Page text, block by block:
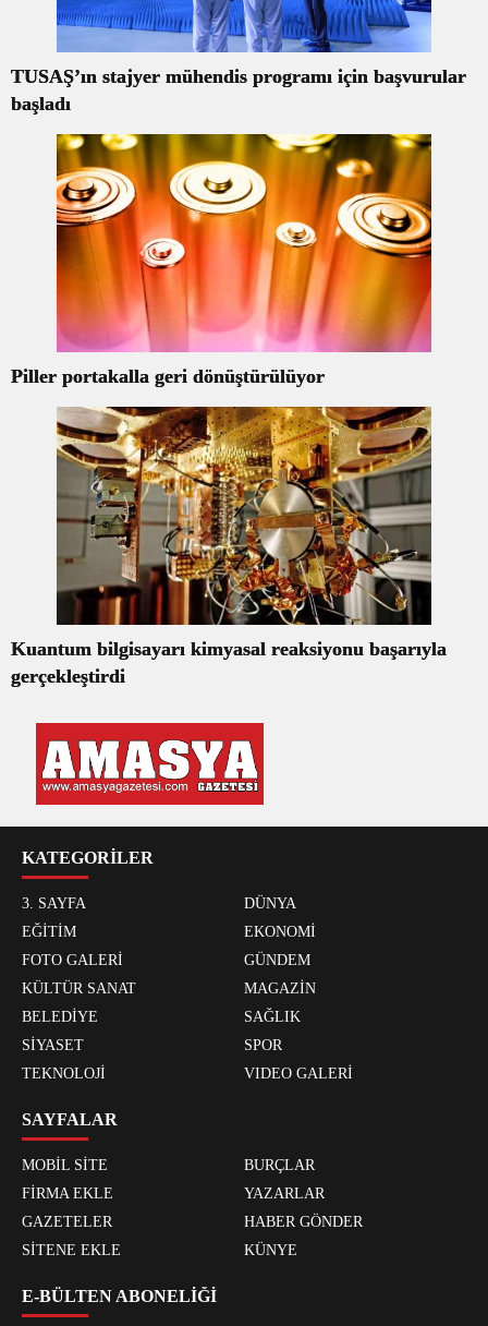
TUSAŞ’ın stajyer mühendis programı için başvurular
başladı
Piller portakalla geri dönüştürülüyor
Kuantum bilgisayarı kimyasal reaksiyonu başarıyla
gerçekleştirdi
KATEGORİLER
3. SAYFA
DÜNYA
EĞİTİM
EKONOMİ
FOTO GALERİ
GÜNDEM
KÜLTÜR SANAT
MAGAZİN
BELEDİYE
SAĞLIK
SİYASET
SPOR
TEKNOLOJİ
VIDEO GALERİ
SAYFALAR
MOBİL SİTE
BURÇLAR
FİRMA EKLE
YAZARLAR
GAZETELER
HABER GÖNDER
SİTENE EKLE
KÜNYE
E-BÜLTEN ABONELİĞİ